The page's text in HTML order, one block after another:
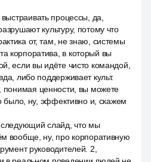
процессы, да,
культуру, потому что
от, там, не знаю, системы
корпоратива, в который вы
если вы идёте чисто командой,
либо поддерживает культ.
понимая ценности, вы можете
было, ну, эффективно и, скажем
слайд, что мы
вообще, ну, про корпоративную
руководителей. 2,